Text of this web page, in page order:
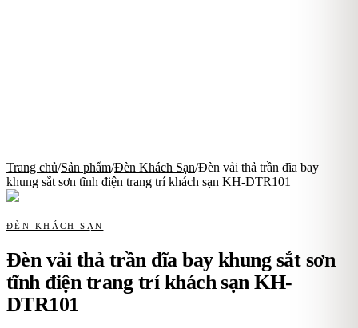
Trang chủ/Sản phẩm/Đèn Khách Sạn/Đèn vải thả trần đĩa bay
khung sắt sơn tĩnh điện trang trí khách sạn KH-DTR101
ĐÈN KHÁCH SẠN
Đèn vải thả trần đĩa bay khung sắt sơn
tĩnh điện trang trí khách sạn KH-
DTR101